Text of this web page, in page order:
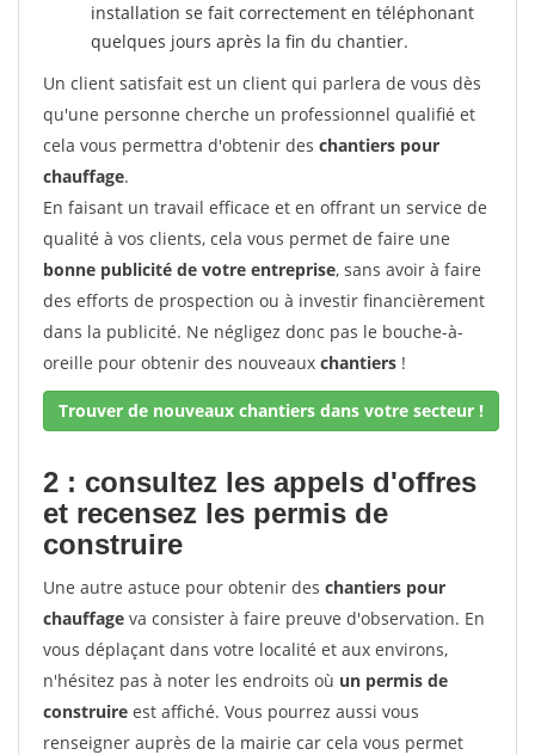
installation se fait correctement en téléphonant
quelques jours après la fin du chantier.
Un client satisfait est un client qui parlera de vous dès
qu'une personne cherche un professionnel qualifié et
cela vous permettra d'obtenir des chantiers pour
chauffage.
En faisant un travail efficace et en offrant un service de
qualité à vos clients, cela vous permet de faire une
bonne publicité de votre entreprise, sans avoir à faire
des efforts de prospection ou à investir financièrement
dans la publicité. Ne négligez donc pas le bouche-à-
oreille pour obtenir des nouveaux chantiers !
Trouver de nouveaux chantiers dans votre secteur !
2 : consultez les appels d'offres
et recensez les permis de
construire
Une autre astuce pour obtenir des chantiers pour
chauffage va consister à faire preuve d'observation. En
vous déplaçant dans votre localité et aux environs,
n'hésitez pas à noter les endroits où un permis de
construire est affiché. Vous pourrez aussi vous
renseigner auprès de la mairie car cela vous permet